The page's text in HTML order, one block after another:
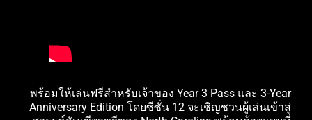
พร้อมให้เล่นฟรีสำหรับเจ้าของ Year 3 Pass และ 3-Year
Anniversary Edition โดยซีซั่น 12 จะเชิญชวนผู้เล่นเข้าสู่